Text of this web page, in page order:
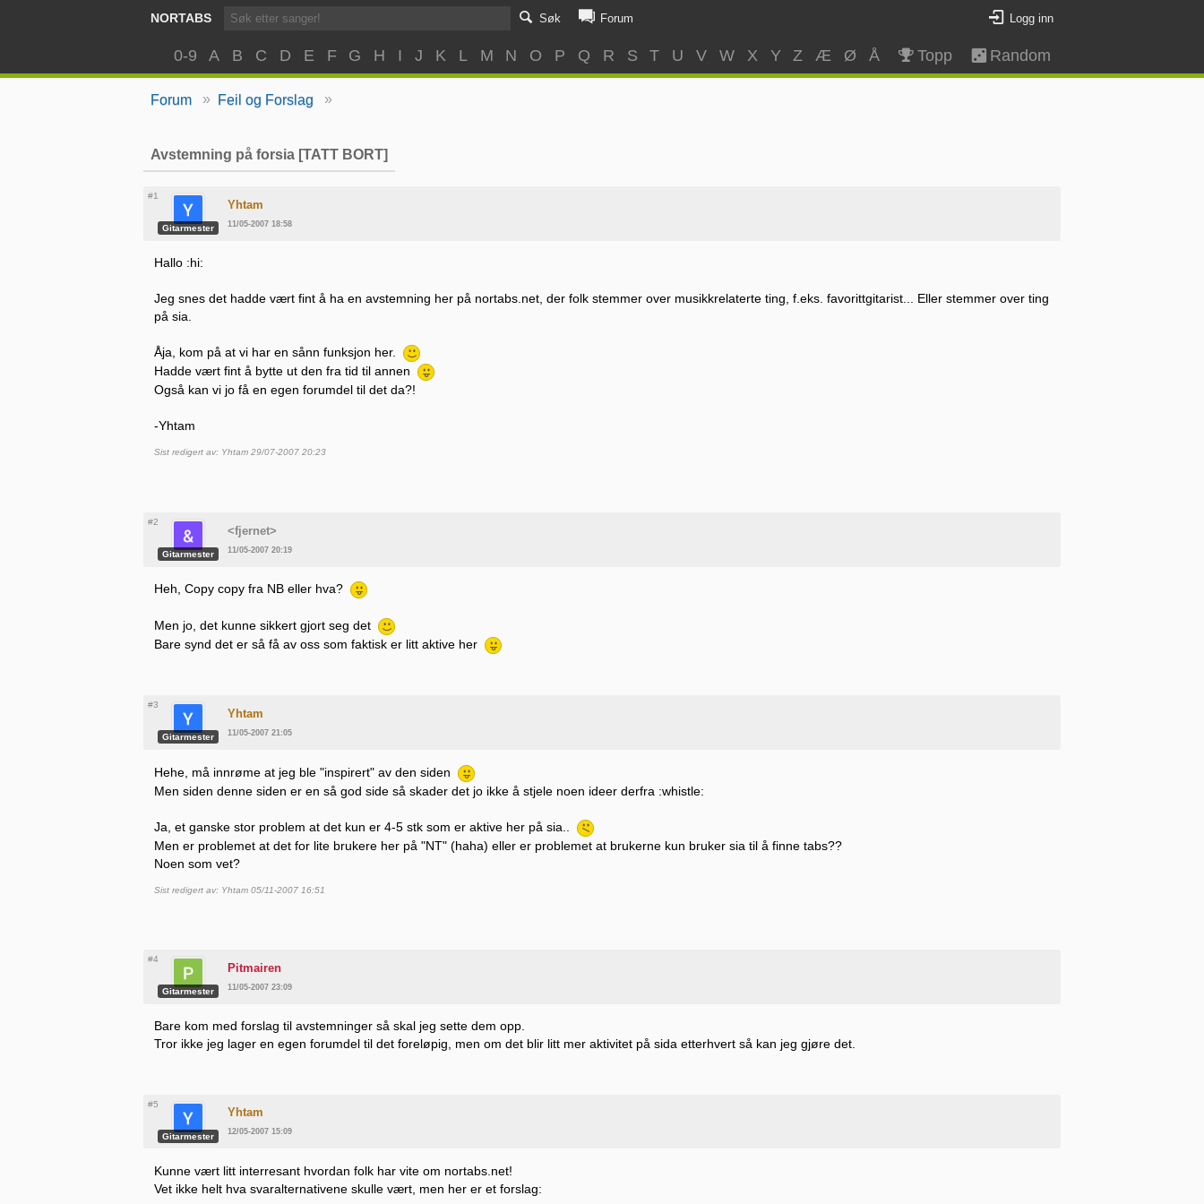
NORTABS Søk Forum Logg inn
0-9 A B C D E F G H I J K L M N O P Q R S T U V W X Y Z Æ Ø Å Topp Random
Forum » Feil og Forslag »
Avstemning på forsia [TATT BORT]
#1
Gitarmester
Yhtam
11/05-2007 18:58
Hallo :hi:
Jeg snes det hadde vært fint å ha en avstemning her på nortabs.net, der folk stemmer over musikkrelaterte ting, f.eks. favorittgitarist... Eller stemmer over ting
på sia.
Åja, kom på at vi har en sånn funksjon her.
Hadde vært fint å bytte ut den fra tid til annen
Også kan vi jo få en egen forumdel til det da?!
-Yhtam
Sist redigert av: Yhtam 29/07-2007 20:23
#2
Gitarmester
<fjernet>
11/05-2007 20:19
Heh, Copy copy fra NB eller hva?
Men jo, det kunne sikkert gjort seg det
Bare synd det er så få av oss som faktisk er litt aktive her
#3
Gitarmester
Yhtam
11/05-2007 21:05
Hehe, må innrøme at jeg ble "inspirert" av den siden
Men siden denne siden er en så god side så skader det jo ikke å stjele noen ideer derfra :whistle:
Ja, et ganske stor problem at det kun er 4-5 stk som er aktive her på sia..
Men er problemet at det for lite brukere her på "NT" (haha) eller er problemet at brukerne kun bruker sia til å finne tabs??
Noen som vet?
Sist redigert av: Yhtam 05/11-2007 16:51
#4
Gitarmester
Pitmairen
11/05-2007 23:09
Bare kom med forslag til avstemninger så skal jeg sette dem opp.
Tror ikke jeg lager en egen forumdel til det foreløpig, men om det blir litt mer aktivitet på sida etterhvert så kan jeg gjøre det.
#5
Gitarmester
Yhtam
12/05-2007 15:09
Kunne vært litt interresant hvordan folk har vite om nortabs.net!
Vet ikke helt hva svaralternativene skulle vært, men her er et forslag: